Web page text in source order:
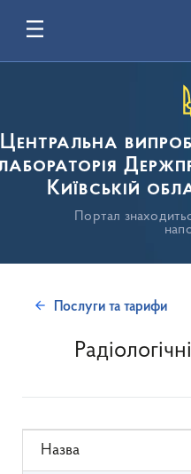
Центральна
Київській
Портал
Послуги та тарифи
Назва